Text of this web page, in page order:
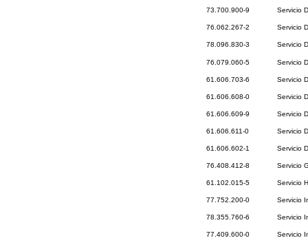
73.700.900-9 Servicio
76.062.267-2 Servicio
78.096.830-3 Servicio
76.079.060-5 Servicio
61.606.703-6 Servicio
61.606.608-0 Servicio
61.606.609-9 Servicio
61.606.611-0 Servicio
61.606.602-1 Servicio
76.408.412-8 Servicio
61.102.015-5 Servicio
77.752.200-0 Servicio
78.355.760-6 Servicio
77.409.600-0 Servicio